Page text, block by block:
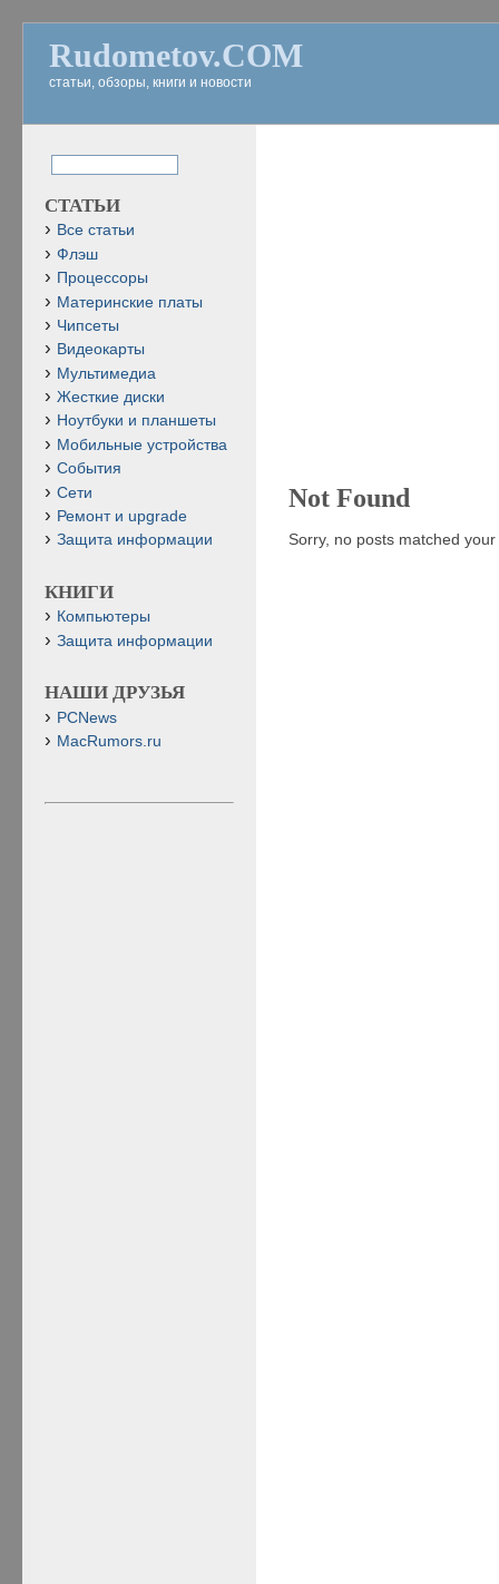
Rudometov.COM
статьи, обзоры, книги и новости
Not Found
Sorry, no posts matched
СТАТЬИ
Все статьи
Флэш
Процессоры
Материнские платы
Чипсеты
Видеокарты
Мультимедиа
Жесткие диски
Ноутбуки и планшеты
Мобильные устройства
События
Сети
Ремонт и upgrade
Защита информации
КНИГИ
Компьютеры
Защита информации
НАШИ ДРУЗЬЯ
PCNews
MacRumors.ru